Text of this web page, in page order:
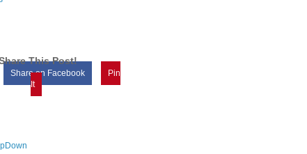
This Post!
Share on Facebook
Pin
It